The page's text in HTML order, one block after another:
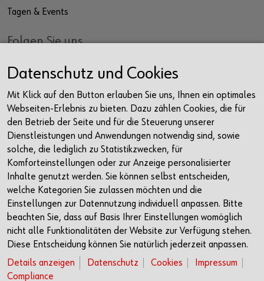
Tagen & Events
Folgen Sie uns
Newsletter
Kontakt
Würth Haus Rorschach
Churerstrasse 10
9400 Rorschach
Schweiz
+41 71 225 10 00
info@wuerth-management.com
Öffnungszeiten
Datenschutz und Cookies
Mit Klick auf den Button erlauben Sie uns, Ihnen ein optimales
Webseiten-Erlebnis zu bieten. Dazu zählen Cookies, die für
den Betrieb der Seite und für die Steuerung unserer
Dienstleistungen und Anwendungen notwendig sind, sowie
solche, die lediglich zu Statistikzwecken, für
Komforteinstellungen oder zur Anzeige personalisierter
Inhalte genutzt werden. Sie können selbst entscheiden,
welche Kategorien Sie zulassen möchten und die
Einstellungen zur Datennutzung individuell anpassen. Bitte
beachten Sie, dass auf Basis Ihrer Einstellungen womöglich
nicht alle Funktionalitäten der Website zur Verfügung stehen.
Diese Entscheidung können Sie natürlich jederzeit anpassen.
Details anzeigen
Datenschutz Cookies
Impressum
Compliance